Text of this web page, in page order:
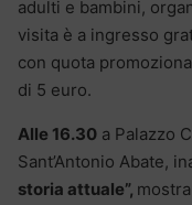
adulti e bambini,
visita è a ingresso
con quota
di 5 euro.
Alle 16.30 a Palazzo
Sant’Antonio Abate,
storia attuale”,